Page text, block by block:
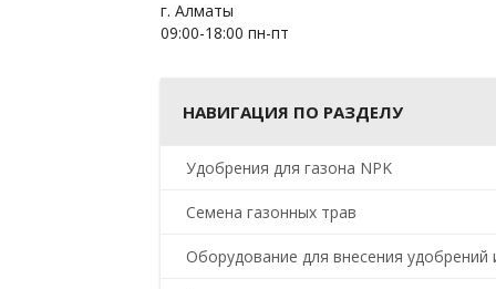
г. Алматы
09:00-18:00 пн-пт
НАВИГАЦИЯ ПО РАЗДЕЛУ
Удобрения для газона NPK
Семена газонных трав
Оборудование для внесения удобрений